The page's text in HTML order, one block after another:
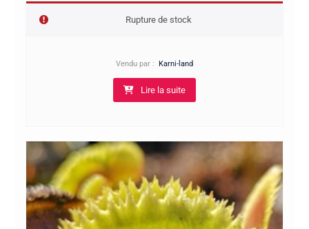
Rupture de stock
Vendu par : Karni-land
Lire la suite